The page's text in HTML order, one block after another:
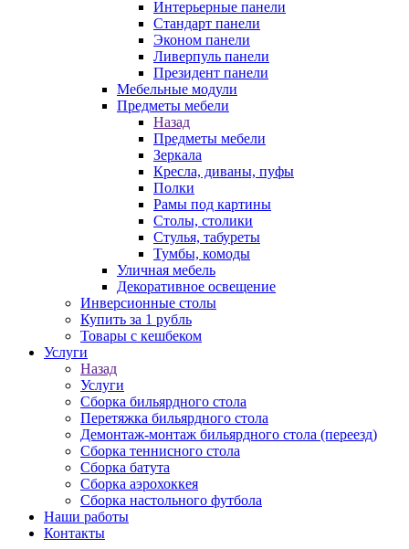
Интерьерные панели
Стандарт панели
Эконом панели
Ливерпуль панели
Президент панели
Мебельные модули
Предметы мебели
Назад
Предметы мебели
Зеркала
Кресла, диваны, пуфы
Полки
Рамы под картины
Столы, столики
Стулья, табуреты
Тумбы, комоды
Уличная мебель
Декоративное освещение
Инверсионные столы
Купить за 1 рубль
Товары с кешбеком
Услуги
Назад
Услуги
Сборка бильярдного стола
Перетяжка бильярдного стола
Демонтаж-монтаж бильярдного стола (переезд)
Сборка теннисного стола
Сборка батута
Сборка аэрохоккея
Сборка настольного футбола
Наши работы
Контакты